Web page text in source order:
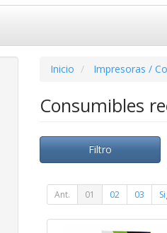
Inicio Impresoras /
Consumibles
Filtro
Ant. 01 02 03